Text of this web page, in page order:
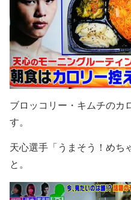
ブロッコリー・キムチのカ
す。
天心選手「うまそう！めち
と。